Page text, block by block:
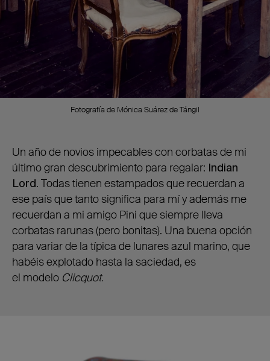
Fotografía de Mónica Suárez de Tángil
Un año de novios impecables con corbatas de mi
último gran descubrimiento para regalar: Indian
Lord. Todas tienen estampados que recuerdan a
ese país que tanto significa para mí y además me
recuerdan a mi amigo Pini que siempre lleva
corbatas rarunas (pero bonitas). Una buena opción
para variar de la típica de lunares azul marino, que
habéis explotado hasta la saciedad, es
el modelo Clicquot.